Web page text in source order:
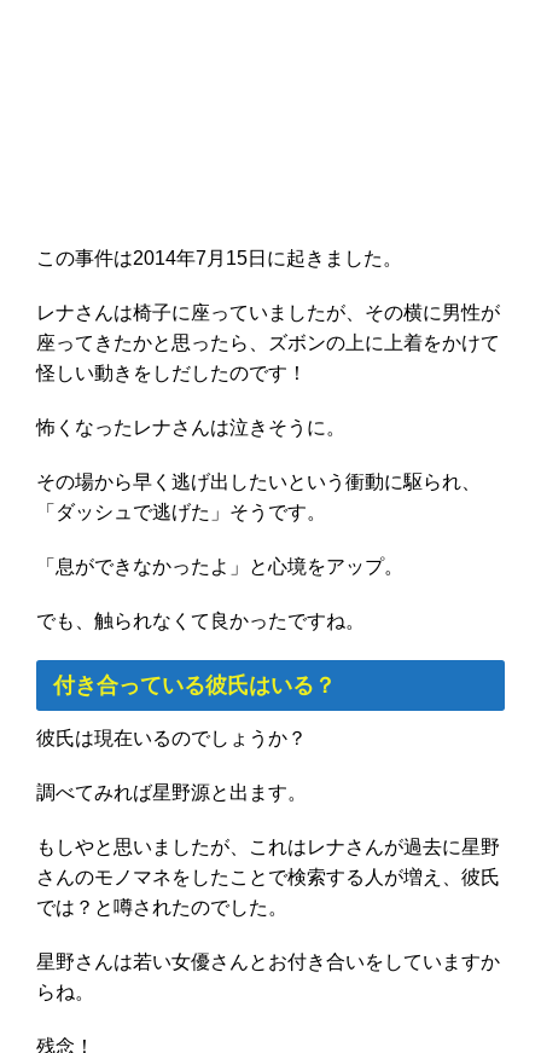
この事件は2014年7月15日に起きました。
レナさんは椅子に座っていましたが、その横に男性が
座ってきたかと思ったら、ズボンの上に上着をかけて
怪しい動きをしだしたのです！
怖くなったレナさんは泣きそうに。
その場から早く逃げ出したいという衝動に駆られ、
「ダッシュで逃げた」そうです。
「息ができなかったよ」と心境をアップ。
でも、触られなくて良かったですね。
付き合っている彼氏はいる？
彼氏は現在いるのでしょうか？
調べてみれば星野源と出ます。
もしやと思いましたが、これはレナさんが過去に星野
さんのモノマネをしたことで検索する人が増え、彼氏
では？と噂されたのでした。
星野さんは若い女優さんとお付き合いをしていますか
らね。
残念！